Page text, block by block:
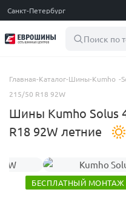
Санкт-Петербург
Поиск по
Главная-Каталог-Шины-Kumho -
215/50 R18 92W
Шины Kumho Solus
R18 92W летние
БЕСПЛАТНЫЙ МОНТАЖ